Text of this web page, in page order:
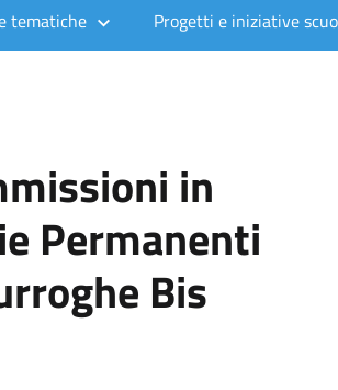
tematiche Progetti e iniziative
in
Permanenti
Bis